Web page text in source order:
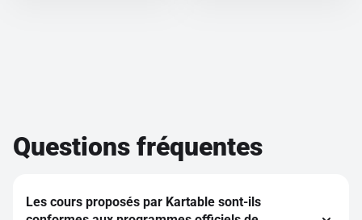
Questions fréquentes
Les cours proposés par Kartable sont-ils